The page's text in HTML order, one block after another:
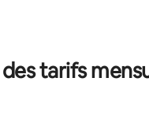
4,73 sur 5
tarifs